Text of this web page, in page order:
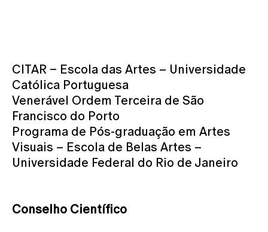
CITAR – Escola das Artes – Universidade
Católica Portuguesa
Venerável Ordem Terceira de São
Francisco do Porto
Programa de Pós-graduação em Artes
Visuais – Escola de Belas Artes –
Universidade Federal do Rio de Janeiro
Conselho Científico